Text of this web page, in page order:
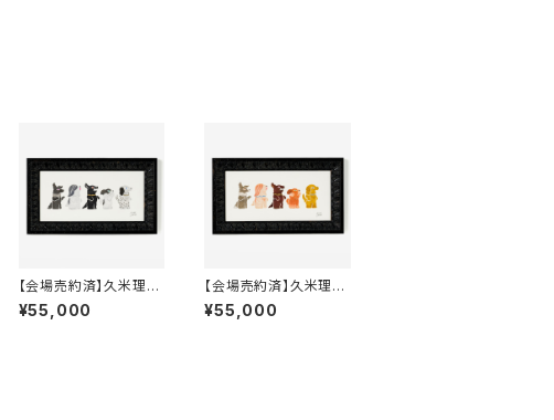
【会場売約済】久米理絵
原画６ 「KAIJU DOGS
chic」 額装込み
¥55,000
【会場売約済】久米理絵
原画７ 「KAIJU DOGS
natural」 額装込み
¥55,000